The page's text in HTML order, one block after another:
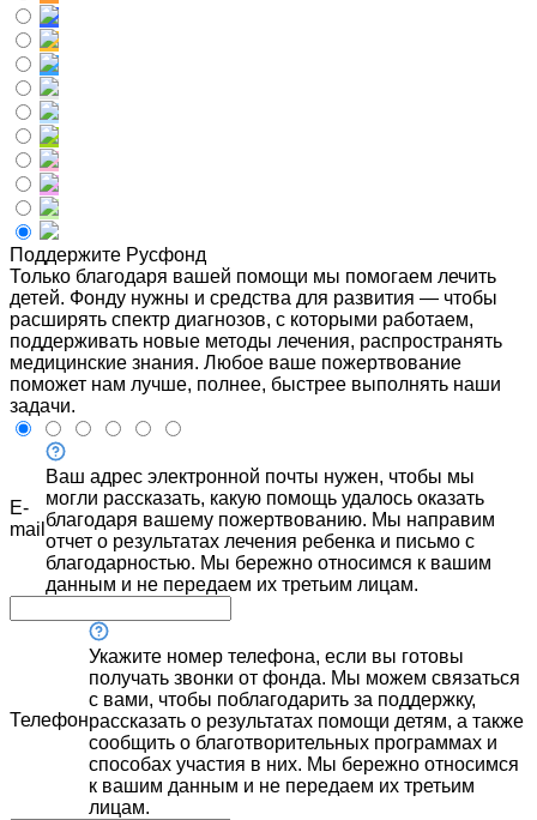
Поддержите Русфонд
Только благодаря вашей помощи мы помогаем лечить
детей. Фонду нужны и средства для развития — чтобы
расширять спектр диагнозов, с которыми работаем,
поддерживать новые методы лечения, распространять
медицинские знания. Любое ваше пожертвование
поможет нам лучше, полнее, быстрее выполнять наши
задачи.
E-
mail
Ваш адрес электронной почты нужен, чтобы мы
могли рассказать, какую помощь удалось оказать
благодаря вашему пожертвованию. Мы направим
отчет о результатах лечения ребенка и письмо с
благодарностью. Мы бережно относимся к вашим
данным и не передаем их третьим лицам.
Телефон
Укажите номер телефона, если вы готовы
получать звонки от фонда. Мы можем связаться
с вами, чтобы поблагодарить за поддержку,
рассказать о результатах помощи детям, а также
сообщить о благотворительных программах и
способах участия в них. Мы бережно относимся
к вашим данным и не передаем их третьим
лицам.